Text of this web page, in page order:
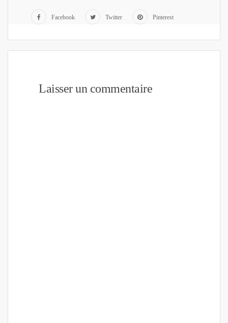
Facebook Twitter Pinterest
Laisser un commentaire